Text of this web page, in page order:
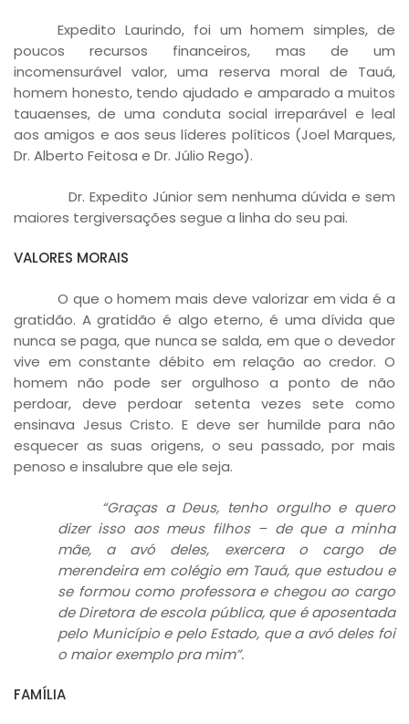
Expedito Laurindo, foi um homem simples, de
poucos recursos financeiros, mas de um
incomensurável valor, uma reserva moral de Tauá,
homem honesto, tendo ajudado e amparado a muitos
tauaenses, de uma conduta social irreparável e leal
aos amigos e aos seus líderes políticos (Joel Marques,
Dr. Alberto Feitosa e Dr. Júlio Rego).
Dr. Expedito Júnior sem nenhuma dúvida e sem
maiores tergiversações segue a linha do seu pai.
VALORES MORAIS
O que o homem mais deve valorizar em vida é a
gratidão. A gratidão é algo eterno, é uma dívida que
nunca se paga, que nunca se salda, em que o devedor
vive em constante débito em relação ao credor. O
homem não pode ser orgulhoso a ponto de não
perdoar, deve perdoar setenta vezes sete como
ensinava Jesus Cristo. E deve ser humilde para não
esquecer as suas origens, o seu passado, por mais
penoso e insalubre que ele seja.
“Graças a Deus, tenho orgulho e quero
dizer isso aos meus filhos – de que a minha
mãe, a avó deles, exercera o cargo de
merendeira em colégio em Tauá, que estudou e
se formou como professora e chegou ao cargo
de Diretora de escola pública, que é aposentada
pelo Município e pelo Estado, que a avó deles foi
o maior exemplo pra mim”.
FAMÍLIA